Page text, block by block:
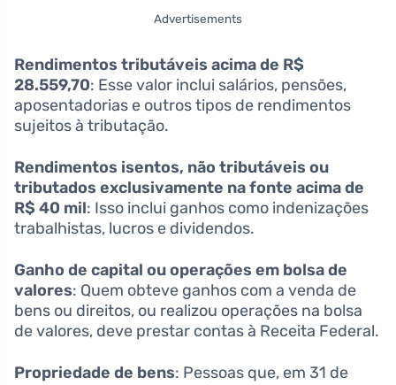
Advertisements
Rendimentos tributáveis acima de R$
28.559,70: Esse valor inclui salários, pensões,
aposentadorias e outros tipos de rendimentos
sujeitos à tributação.
Rendimentos isentos, não tributáveis ou
tributados exclusivamente na fonte acima de
R$ 40 mil: Isso inclui ganhos como indenizações
trabalhistas, lucros e dividendos.
Ganho de capital ou operações em bolsa de
valores: Quem obteve ganhos com a venda de
bens ou direitos, ou realizou operações na bolsa
de valores, deve prestar contas à Receita Federal.
Propriedade de bens: Pessoas que, em 31 de